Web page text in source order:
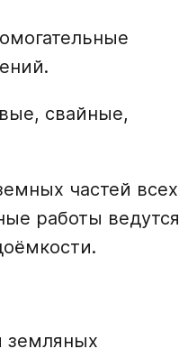
свайные,
частей всех
работы ведутся
земляных